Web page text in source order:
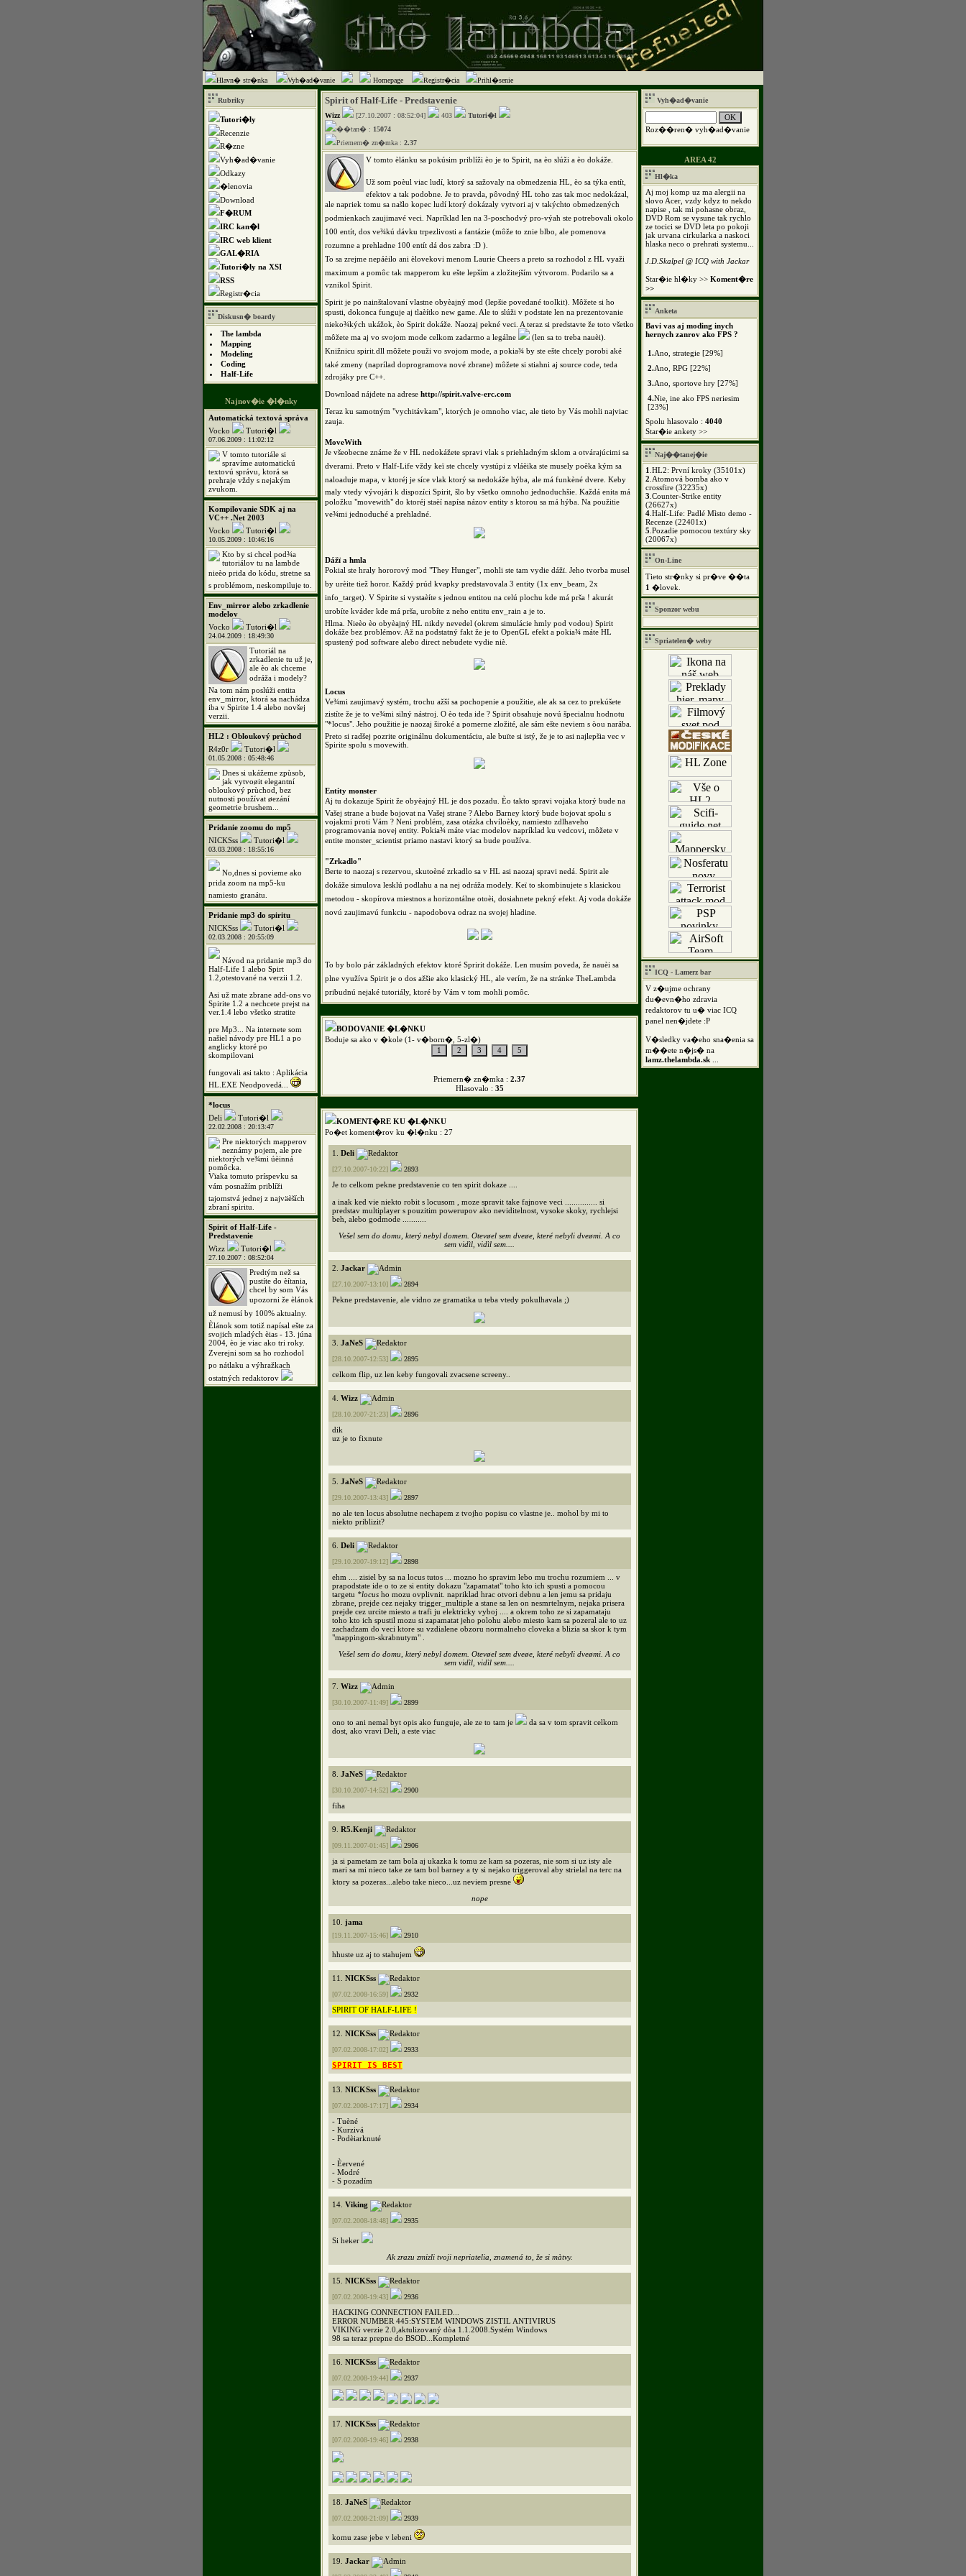
Hlavn� str�nka Vyh�ad�vanie Homepage Registr�cia Prihl�senie
Rubriky
Tutori�ly
Recenzie
R�zne
Vyh�ad�vanie
Odkazy
�lenovia
Download
F�RUM
IRC kan�l
IRC web klient
GAL�RIA
Tutori�ly na XSI
RSS
Registr�cia
Diskusn� boardy
The lambda
Mapping
Modeling
Coding
Half-Life
Najnov�ie �l�nky
Automatická textová správa
Vocko
Tutori�l
07.06.2009 : 11:02:12
V tomto tutoriále si
spravíme automatickú
textovú správu, ktorá sa
prehraje vždy s nejakým
zvukom.
Kompilovanie SDK aj na
VC++ .Net 2003
Vocko
Tutori�l
10.05.2009 : 10:46:16
Kto by si chcel pod¾a
tutoriálov tu na lambde
nieèo prida do kódu, stretne sa
s problémom, neskompiluje to.
Env_mirror alebo zrkadlenie
modelov
Vocko
Tutori�l
24.04.2009 : 18:49:30
Tutoriál na
zrkadlenie tu už je,
ale èo ak chceme
odráža i modely?
Na tom nám poslúži entita
env_mirror, ktorá sa nachádza
iba v Spirite 1.4 alebo novšej
verzii.
HL2 : Obloukový prùchod
R4z0r
Tutori�l
01.05.2008 : 05:48:46
Dnes si ukážeme zpùsob,
jak vytvoøit elegantní
obloukový prùchod, bez
nutnosti používat øezání
geometrie brushem...
Pridanie zoomu do mp5
NICKSss
Tutori�l
03.03.2008 : 18:55:16
No,dnes si povieme ako
prida zoom na mp5-ku
namiesto granátu.
Pridanie mp3 do spiritu
NICKSss
Tutori�l
02.03.2008 : 20:55:09
Návod na pridanie mp3 do
Half-Life 1 alebo Spirt
1.2,otestované na verzii 1.2.
Asi už mate zbrane add-ons vo
Spirite 1.2 a nechcete prejst na
ver.1.4 lebo všetko stratite
pre Mp3... Na internete som
našiel návody pre HL1 a po
anglicky ktoré po
skompilovani
fungovali asi takto : Aplikácia
HL.EXE Neodpovedá...
*locus
Deli
Tutori�l
22.02.2008 : 20:13:47
Pre niektorých mapperov
neznámy pojem, ale pre
niektorých ve¾mi úèinná
pomôcka.
Vïaka tomuto príspevku sa
vám posnažím priblíži
tajomstvá jednej z najväèších
zbraní spiritu.
Spirit of Half-Life -
Predstavenie
Wizz
Tutori�l
27.10.2007 : 08:52:04
Predtým než sa
pustíte do èítania,
chcel by som Vás
upozorni že èlánok
už nemusí by 100% aktualny.
Èlánok som totiž napísal ešte za
svojich mladých èias - 13. júna
2004, èo je viac ako tri roky.
Zverejni som sa ho rozhodol
po nátlaku a výhražkach
ostatných redaktorov
Spirit of Half-Life - Predstavenie
Wizz [27.10.2007 : 08:52:04] 403
Tutori�l
��tan� : 15074
Priemern� zn�mka : 2.37
V tomto èlánku sa pokúsim priblíži èo je to Spirit, na èo slúži a èo dokáže.
Už som poèul viac ludí, ktorý sa sažovaly na obmedzenia HL, èo sa týka entít,
efektov a tak podobne. Je to pravda, pôvodný HL toho zas tak moc nedokázal,
ale napriek tomu sa našlo kopec ludí ktorý dokázaly vytvori aj v takýchto obmedzených
podmienkach zaujimavé veci. Napríklad len na 3-poschodvý pro-výah ste potrebovali okolo
100 entít, dos ve¾kú dávku trpezlivosti a fantázie (môže to znie blbo, ale pomenova
rozumne a prehladne 100 entít dá dos zabra :D ).
To sa zrejme nepáèilo ani èlovekovi menom Laurie Cheers a preto sa rozhodol z HL vyaži
maximum a pomôc tak mapperom ku ešte lepším a zložitejším výtvorom. Podarilo sa a
vznikol Spirit.
Spirit je po nainštalovaní vlastne obyèajný mod (lepšie povedané toolkit). Môžete si ho
spusti, dokonca funguje aj tlaèítko new game. Ale to slúži v podstate len na prezentovanie
nieko¾kých ukážok, èo Spirit dokáže. Naozaj pekné veci. A teraz si predstavte že toto všetko
môžete ma aj vo svojom mode celkom zadarmo a legálne
(len sa to treba nauèi).
Knižnicu spirit.dll môžete použi vo svojom mode, a pokia¾ by ste ešte chcely porobi aké
také zmeny (naprílad doprogramova nové zbrane) môžete si stiahni aj source code, teda
zdrojáky pre C++.
Download nájdete na adrese http://spirit.valve-erc.com
Teraz ku samotným "vychitávkam", ktorých je omnoho viac, ale tieto by Vás mohli najviac
zauja.
MoveWith
Je všeobecne známe že v HL nedokážete spravi vlak s priehladným sklom a otvárajúcimi sa
dverami. Preto v Half-Life vždy keï ste chcely vystúpi z vláèika ste musely poèka kým sa
naloaduje mapa, v ktoréj je síce vlak ktorý sa nedokáže hýba, ale má funkèné dvere. Keby
maly vtedy vývojári k dispozíci Spirit, šlo by všetko omnoho jednoduchšie. Každá enita má
položku "movewith" do ktoréj staèí napísa názov entity s ktorou sa má hýba. Na použitie
ve¾mi jednoduché a prehladné.
Dážï a hmla
Pokial ste hraly hororový mod "They Hunger", mohli ste tam vydie dážï. Jeho tvorba musel
by urèite tiež horor. Každý prúd kvapky predstavovala 3 entity (1x env_beam, 2x
info_target). V Spirite si vystaèíte s jednou entitou na celú plochu kde má prša ! akurát
urobíte kváder kde má prša, urobíte z neho entitu env_rain a je to.
Hlma. Nieèo èo obyèajný HL nikdy nevedel (okrem simulácie hmly pod vodou) Spirit
dokáže bez problémov. Až na podstatný fakt že je to OpenGL efekt a pokia¾ máte HL
spustený pod software alebo direct nebudete vydie niè.
Locus
Ve¾mi zaujimavý systém, trochu ažší sa pochopenie a použitie, ale ak sa cez to prekúšete
zistíte že je to ve¾mi silný nástroj. O èo teda ide ? Spirit obsahuje novú špecialnu hodnotu
"*locus". Jeho použitie je naozaj široké a pomerne zložité, ale sám ešte neviem s òou narába.
Preto si radšej pozrite originálnu dokumentáciu, ale buïte si istý, že je to asi najlepšia vec v
Spirite spolu s movewith.
Entity monster
Aj tu dokazuje Spirit že obyèajný HL je dos pozadu. Èo takto spravi vojaka ktorý bude na
Vašej strane a bude bojovat na Vašej strane ? Alebo Barney ktorý bude bojovat spolu s
vojakmi proti Vám ? Neni problém, zasa otázka chvíloèky, namiesto zdlhaveho
programovania novej entity. Pokia¾ máte viac modelov napríklad ku vedcovi, môžete v
entite monster_scientist priamo nastavi ktorý sa bude používa.
"Zrkadlo"
Berte to naozaj s rezervou, skutoèné zrkadlo sa v HL asi naozaj spravi nedá. Spirit ale
dokáže simulova lesklú podlahu a na nej odráža modely. Keï to skombinujete s klasickou
metodou - skopírova miestnos a horizontálne otoèi, dosiahnete pekný efekt. Aj voda dokáže
novú zaujimavú funkciu - napodobova odraz na svojej hladine.
To by bolo pár základných efektov ktoré Spririt dokáže. Len musím poveda, že nauèi sa
plne využíva Spirit je o dos ažšie ako klasický HL, ale verím, že na stránke TheLambda
pribudnú nejaké tutoriály, ktoré by Vám v tom mohli pomôc.
BODOVANIE �L�NKU
Boduje sa ako v �kole (1- v�born�, 5-zl�)
Priemern� zn�mka : 2.37
Hlasovalo : 35
KOMENT�RE KU �L�NKU
Po�et koment�rov ku �l�nku : 27
1. Deli
[27.10.2007-10:22] 2893
Je to celkom pekne predstavenie co ten spirit dokaze ....
a inak ked vie niekto robit s locusom , moze spravit take fajnove veci ............... si
predstav multiplayer s pouzitim powerupov ako neviditelnost, vysoke skoky, rychlejsi
beh, alebo godmode ...........
Vešel sem do domu, který nebyl domem. Otevøel sem dveøe, které nebyli dveømi. A co
sem vidìl, vidìl sem....
2. Jackar
[27.10.2007-13:10] 2894
Pekne predstavenie, ale vidno ze gramatika u teba vtedy pokulhavala ;)
3. JaNeS
[28.10.2007-12:53] 2895
celkom flip, uz len keby fungovali zvacsene screeny..
4. Wizz
[28.10.2007-21:23] 2896
dik
uz je to fixnute
5. JaNeS
[29.10.2007-13:43] 2897
no ale ten locus absolutne nechapem z tvojho popisu co vlastne je.. mohol by mi to
niekto priblizit?
6. Deli
[29.10.2007-19:12] 2898
ehm .... zisiel by sa na locus tutos ... mozno ho spravim lebo mu trochu rozumiem ... v
prapodstate ide o to ze si entity dokazu "zapamatat" toho kto ich spusti a pomocou
targetu *locusho mozu ovplivnit. napriklad hrac otvori debnu a len jemu sa pridaju
zbrane, prejde cez nejaky trigger_multiple a stane sa len on nesmrtelnym, nejaka prisera
prejde cez urcite miesto a trafi ju elektricky vyboj .... a okrem toho ze si zapamataju
toho kto ich spustil mozu si zapamatat jeho polohu alebo miesto kam sa pozeral ale to uz
zachadzam do veci ktore su vzdialene obzoru normalneho cloveka a blizia sa skor k tym
"mappingom-skrabnutym" .
Vešel sem do domu, který nebyl domem. Otevøel sem dveøe, které nebyli dveømi. A co
sem vidìl, vidìl sem....
7. Wizz
[30.10.2007-11:49] 2899
ono to ani nemal byt opis ako funguje, ale ze to tam je
da sa v tom spravit celkom
dost, ako vravi Deli, a este viac
8. JaNeS
[30.10.2007-14:52] 2900
fiha
9. R5.Kenji
[09.11.2007-01:45] 2906
ja si pametam ze tam bola aj ukazka k tomu ze kam sa pozeras, nie som si uz isty ale
mari sa mi nieco take ze tam bol barney a ty si nejako triggeroval aby strielal na terc na
ktory sa pozeras...alebo take nieco...uz neviem presne
nope
10. jama
[19.11.2007-15:46] 2910
hhuste uz aj to stahujem
11. NICKSss
[07.02.2008-16:59] 2932
SPIRIT OF HALF-LIFE !
12. NICKSss
[07.02.2008-17:02] 2933
SPIRIT IS BEST
13. NICKSss
[07.02.2008-17:17] 2934
- Tuèné
- Kurzivá
- Podèiarknuté
- Èervené
- Modré
- S pozadím
14. Viking
[07.02.2008-18:48] 2935
Si heker
Ak zrazu zmizli tvoji nepriatelia, znamená to, že si màtvy.
15. NICKSss
[07.02.2008-19:43] 2936
HACKING CONNECTION FAILED...
ERROR NUMBER 445:SYSTEM WINDOWS ZISTIL ANTIVIRUS
VIKING verzie 2.0,aktulizovaný dòa 1.1.2008.Systém Windows
98 sa teraz prepne do BSOD...Kompletné
16. NICKSss
[07.02.2008-19:44] 2937
17. NICKSss
[07.02.2008-19:46] 2938
18. JaNeS
[07.02.2008-21:09] 2939
komu zase jebe v lebeni
19. Jackar
Vyh�ad�vanie
Roz��ren� vyh�ad�vanie
AREA 42
Hl�ka
Aj moj komp uz ma alergii na
slovo Acer, vzdy kdyz to nekdo
napise , tak mi pohasne obraz,
DVD Rom se vysune tak rychlo
ze tocici se DVD leta po pokoji
jak urvana cirkularka a naskoci
hlaska neco o prehrati systemu...
J.D.Skalpel @ ICQ with Jackar
Star�ie hl�ky >> Koment�re
>>
Anketa
Bavi vas aj moding inych
hernych zanrov ako FPS ?
1.Ano, strategie [29%]
2.Ano, RPG [22%]
3.Ano, sportove hry [27%]
4.Nie, ine ako FPS neriesim
[23%]
Spolu hlasovalo : 4040
Star�ie ankety >>
Naj��tanej�ie
1 HL2: První kroky (35101x)
2 Atomová bomba ako v
crossfire (32235x)
3 Counter-Strike entity
(26627x)
4 Half-Life: Padlé Mìsto demo -
Recenze (22401x)
5 Pozadie pomocou textúry sky
(20067x)
On-Line
Tieto str�nky si pr�ve ��ta
1 �lovek.
Sponzor webu
Spriatelen� weby
ICQ - Lamerz bar
V z�ujme ochrany
du�evn�ho zdravia
redaktorov tu u� viac ICQ
panel nen�jdete :P
V�sledky va�eho sna�enia sa
m��ete n�js� na
lamz.thelambda.sk